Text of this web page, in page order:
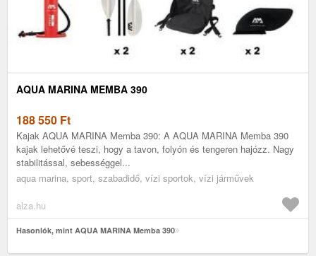
AQUA MARINA MEMBA 390
188 550 Ft
Kajak AQUA MARINA Memba 390: A AQUA MARINA Memba 390
kajak lehetővé teszi, hogy a tavon, folyón és tengeren hajózz. Nagy
stabilitással, sebességgel...
aqua marina, sport, szabadidő, vízi sportok, vízi járművek
alza.hu
Hasonlók, mint AQUA MARINA Memba 390